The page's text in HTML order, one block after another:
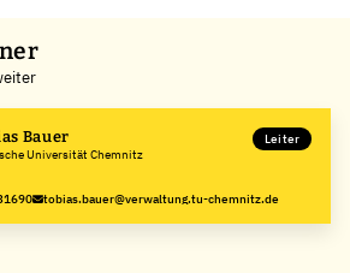
Bauer
Universität Chemnitz
Leiter
tobias.bauer@verwaltung.tu-chemnitz.de